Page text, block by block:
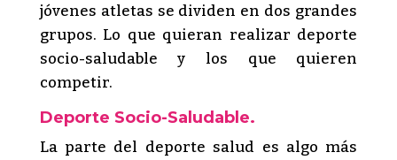
jóvenes atletas se dividen en dos grandes
grupos. Lo que quieran realizar deporte
socio-saludable y los que quieren
competir.
Deporte Socio-Saludable.
La parte del deporte salud es algo más